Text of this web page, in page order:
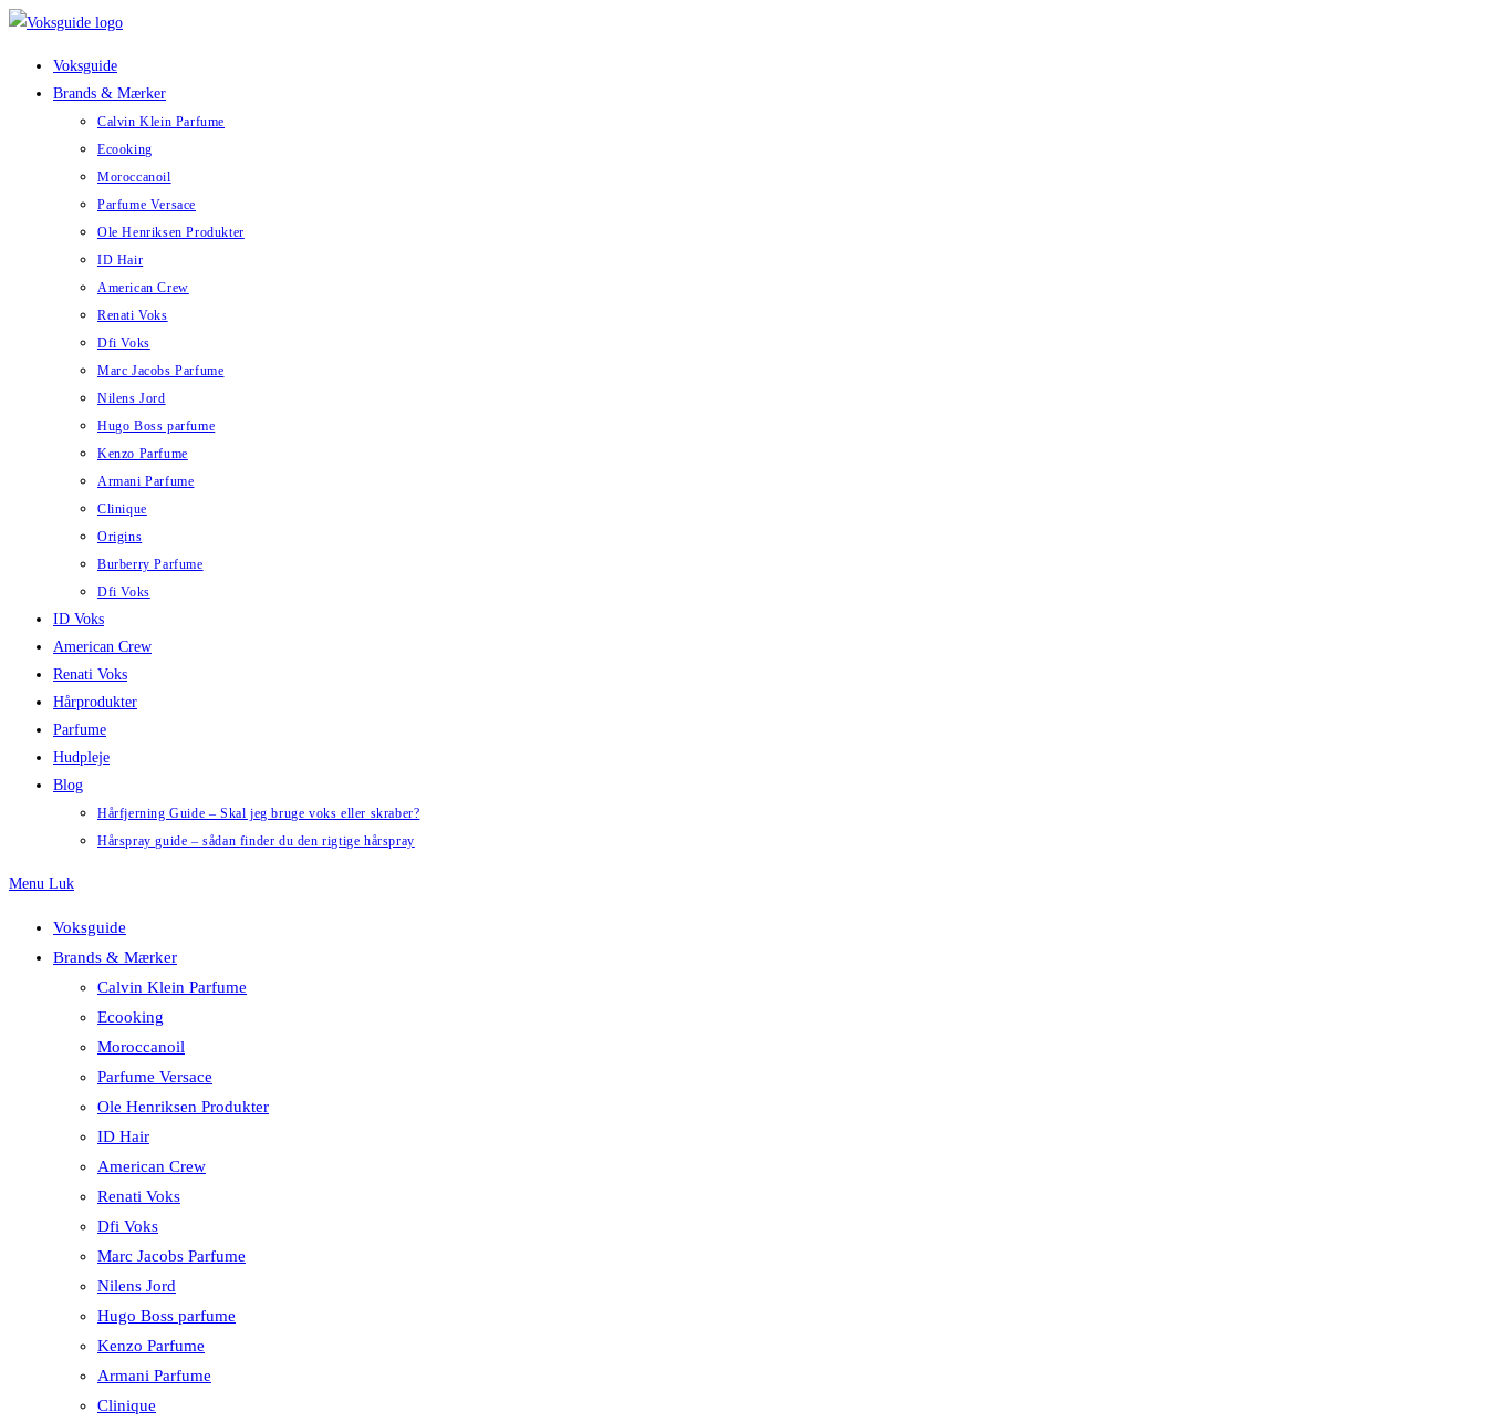
Skip
Voksguide
Brands & Mærker
Calvin Klein Parfume
Ecooking
Moroccanoil
Parfume Versace
Ole Henriksen Produkter
ID Hair
American Crew
Renati Voks
Dfi Voks
Marc Jacobs Parfume
Nilens Jord
Hugo Boss parfume
Kenzo Parfume
Armani Parfume
Clinique
Origins
Burberry Parfume
Dfi Voks
ID Voks
American Crew
Renati Voks
Hårprodukter
Parfume
Hudpleje
Blog
Hårfjerning Guide – Skal jeg bruge voks eller skraber?
Hårspray guide – sådan finder du den rigtige hårspray
Menu Luk
Voksguide
Brands & Mærker
Calvin Klein Parfume
Ecooking
Moroccanoil
Parfume Versace
Ole Henriksen Produkter
ID Hair
American Crew
Renati Voks
Dfi Voks
Marc Jacobs Parfume
Nilens Jord
Hugo Boss parfume
Kenzo Parfume
Armani Parfume
Clinique